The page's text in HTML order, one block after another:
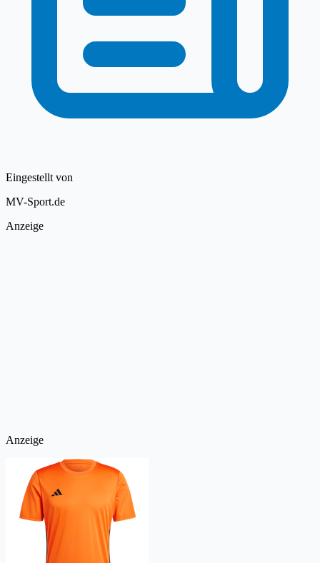
Eingestellt von
MV-Sport.de
Anzeige
Anzeige